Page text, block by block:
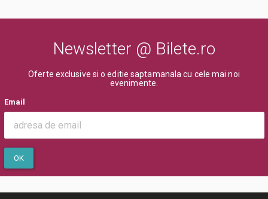
Newsletter @ Bilete.ro
Oferte exclusive si o editie saptamanala cu cele mai noi
evenimente.
Email
OK